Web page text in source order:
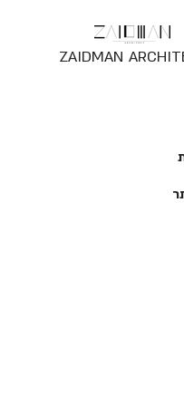
ZAIDMAN